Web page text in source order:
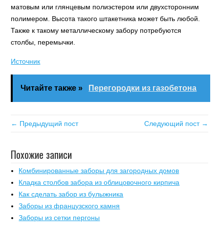
матовым или глянцевым полиэстером или двухсторонним
полимером. Высота такого штакетника может быть любой.
Также к такому металлическому забору потребуются
столбы, перемычки.
Источник
Читайте также » Перегородки из газобетона
← Предыдущий пост Следующий пост →
Похожие записи
Комбинированные заборы для загородных домов
Кладка столбов забора из облицовочного кирпича
Как сделать забор из булыжника
Заборы из французского камня
Заборы из сетки пергоны